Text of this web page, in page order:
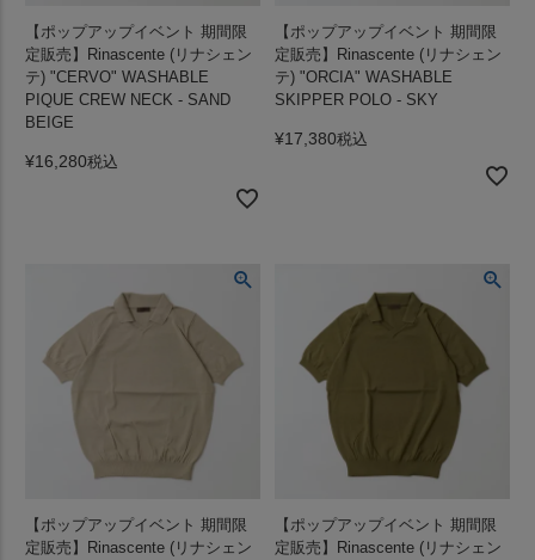
【ポップアップイベント 期間限
定販売】Rinascente (リナシェン
テ) "CERVO" WASHABLE
PIQUE CREW NECK - SAND
BEIGE
¥16,280税込
【ポップアップイベント 期間限
定販売】Rinascente (リナシェン
テ) "ORCIA" WASHABLE
SKIPPER POLO - SKY
¥17,380税込
【ポップアップイベント 期間限
定販売】Rinascente (リナシェン
【ポップアップイベント 期間限
定販売】Rinascente (リナシェン